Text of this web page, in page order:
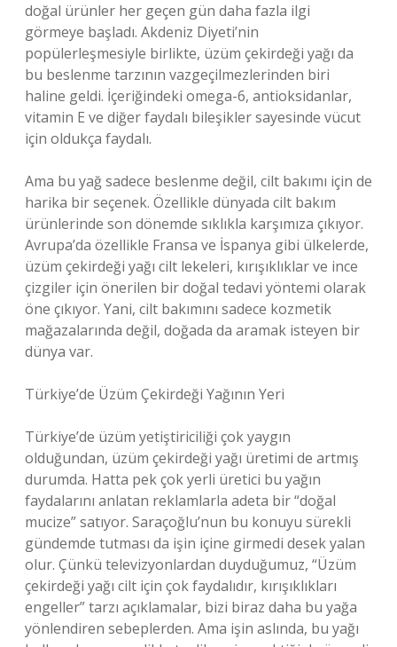
doğal ürünler her geçen gün daha fazla ilgi
görmeye başladı. Akdeniz Diyeti’nin
popülerleşmesiyle birlikte, üzüm çekirdeği yağı da
bu beslenme tarzının vazgeçilmezlerinden biri
haline geldi. İçeriğindeki omega-6, antioksidanlar,
vitamin E ve diğer faydalı bileşikler sayesinde vücut
için oldukça faydalı.
Ama bu yağ sadece beslenme değil, cilt bakımı için de
harika bir seçenek. Özellikle dünyada cilt bakım
ürünlerinde son dönemde sıklıkla karşımıza çıkıyor.
Avrupa’da özellikle Fransa ve İspanya gibi ülkelerde,
üzüm çekirdeği yağı cilt lekeleri, kırışıklıklar ve ince
çizgiler için önerilen bir doğal tedavi yöntemi olarak
öne çıkıyor. Yani, cilt bakımını sadece kozmetik
mağazalarında değil, doğada da aramak isteyen bir
dünya var.
Türkiye’de Üzüm Çekirdeği Yağının Yeri
Türkiye’de üzüm yetiştiriciliği çok yaygın
olduğundan, üzüm çekirdeği yağı üretimi de artmış
durumda. Hatta pek çok yerli üretici bu yağın
faydalarını anlatan reklamlarla adeta bir “doğal
mucize” satıyor. Saraçoğlu’nun bu konuyu sürekli
gündemde tutması da işin içine girmedi desek yalan
olur. Çünkü televizyonlardan duyduğumuz, “Üzüm
çekirdeği yağı cilt için çok faydalıdır, kırışıklıkları
engeller” tarzı açıklamalar, bizi biraz daha bu yağa
yönlendiren sebeplerden. Ama işin aslında, bu yağı